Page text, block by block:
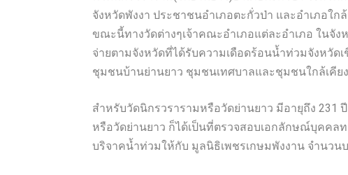
จังหวัดพังงา ประชาชนอำเภอตะกั่วป่า และอำเภอใ
ขณะนี้ทางวัดต่างๆเจ้าคณะอำเภอแต่ละอำเภอ ในจั
จ่ายตามจังหวัดที่ได้รับความเดือดร้อนน้ำท่วมจังหวัด
ชุมชนบ้านย่านยาว ชุมชนเทศบาลและชุมชนใกล้เคีย
สำหรับวัดนิกรวรารามหรือวัดย่านยาว มีอายุถึง 231
หรือวัดย่านยาว ก็ได้เป็นที่ตรวจสอบเอกลักษณ์บุคคล
บริจาคน้ำท่วมให้กับ มูลนิธิเพชรเกษมพังงาน จำนว